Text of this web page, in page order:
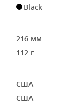
Black
216 мм
112 г
США
США